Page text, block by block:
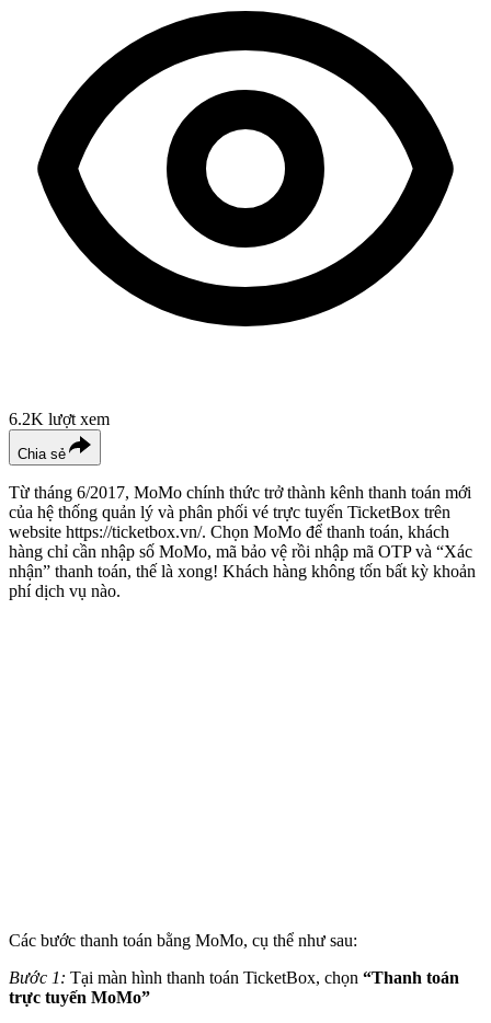
6.2K lượt xem
Chia sẻ
Từ tháng 6/2017, MoMo chính thức trở thành kênh thanh toán mới
của hệ thống quản lý và phân phối vé trực tuyến TicketBox trên
website https://ticketbox.vn/. Chọn MoMo để thanh toán, khách
hàng chỉ cần nhập số MoMo, mã bảo vệ rồi nhập mã OTP và “Xác
nhận” thanh toán, thế là xong! Khách hàng không tốn bất kỳ khoản
phí dịch vụ nào.
Các bước thanh toán bằng MoMo, cụ thể như sau:
Bước 1: Tại màn hình thanh toán TicketBox, chọn “Thanh toán
trực tuyến MoMo”